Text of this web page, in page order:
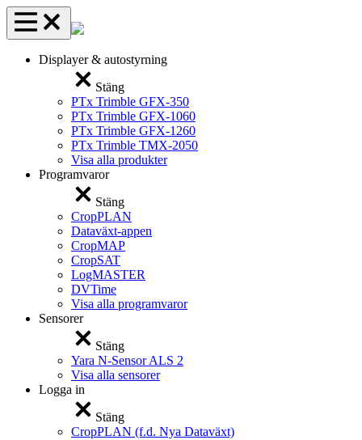
Displayer & autostyrning
Stäng
PTx Trimble GFX-350
PTx Trimble GFX-1060
PTx Trimble GFX-1260
PTx Trimble TMX-2050
Visa alla produkter
Programvaror
Stäng
CropPLAN
Dataväxt-appen
CropMAP
CropSAT
LogMASTER
DVTime
Visa alla programvaror
Sensorer
Stäng
Yara N-Sensor ALS 2
Visa alla sensorer
Logga in
Stäng
CropPLAN (f.d. Nya Dataväxt)